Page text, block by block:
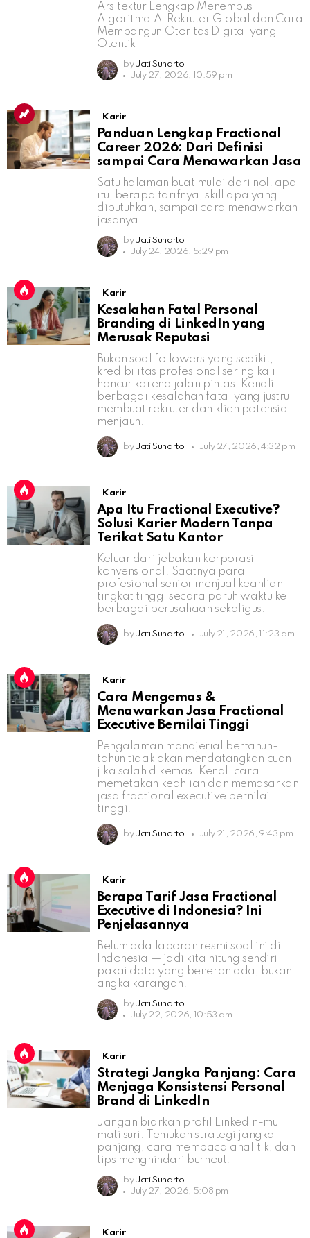
Arsitektur Lengkap Menembus
Algoritma AI Rekruter Global dan Cara
Membangun Otoritas Digital yang
Otentik
by Jati Sunarto
July 27, 2026, 10:59 pm
Karir
Panduan Lengkap Fractional
Career 2026: Dari Definisi
sampai Cara Menawarkan Jasa
Satu halaman buat mulai dari nol: apa
itu, berapa tarifnya, skill apa yang
dibutuhkan, sampai cara menawarkan
jasanya.
by Jati Sunarto
July 24, 2026, 5:29 pm
Karir
Kesalahan Fatal Personal
Branding di LinkedIn yang
Merusak Reputasi
Bukan soal followers yang sedikit,
kredibilitas profesional sering kali
hancur karena jalan pintas. Kenali
berbagai kesalahan fatal yang justru
membuat rekruter dan klien potensial
menjauh.
by Jati Sunarto July 27, 2026, 4:32 pm
Karir
Apa Itu Fractional Executive?
Solusi Karier Modern Tanpa
Terikat Satu Kantor
Keluar dari jebakan korporasi
konvensional. Saatnya para
profesional senior menjual keahlian
tingkat tinggi secara paruh waktu ke
berbagai perusahaan sekaligus.
by Jati Sunarto July 21, 2026, 11:23 am
Karir
Cara Mengemas &
Menawarkan Jasa Fractional
Executive Bernilai Tinggi
Pengalaman manajerial bertahun-
tahun tidak akan mendatangkan cuan
jika salah dikemas. Kenali cara
memetakan keahlian dan memasarkan
jasa fractional executive bernilai
tinggi.
by Jati Sunarto July 21, 2026, 9:43 pm
Karir
Berapa Tarif Jasa Fractional
Executive di Indonesia? Ini
Penjelasannya
Belum ada laporan resmi soal ini di
Indonesia — jadi kita hitung sendiri
pakai data yang beneran ada, bukan
angka karangan.
by Jati Sunarto
July 22, 2026, 10:53 am
Karir
Strategi Jangka Panjang: Cara
Menjaga Konsistensi Personal
Brand di LinkedIn
Jangan biarkan profil LinkedIn-mu
mati suri. Temukan strategi jangka
panjang, cara membaca analitik, dan
tips menghindari burnout.
by Jati Sunarto
July 27, 2026, 5:08 pm
Karir